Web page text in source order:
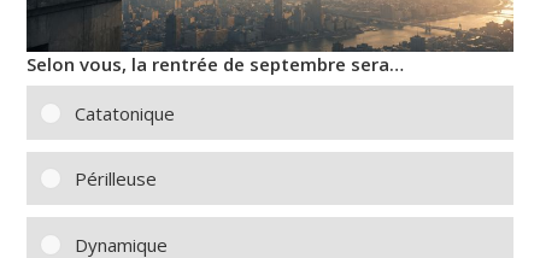
Selon vous, la rentrée de septembre sera…
Catatonique
Périlleuse
Dynamique